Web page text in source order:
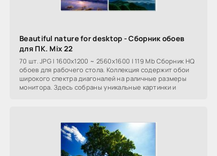
Beautiful nature for desktop - Сборник обоев
для ПК. Mix 22
70 шт. JPG | 1600x1200 ~ 2560x1600 | 119 Mb Сборник HQ
обоев для рабочего стола. Коллекция содержит обои
широкого спектра диагоналей на раличные размеры
монитора. Здесь собраны уникальные картинки и